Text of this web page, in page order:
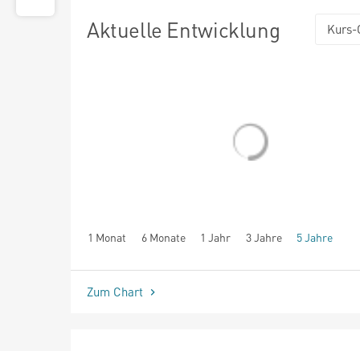
Aktuelle Entwicklung Kurs-
1 Monat 6 Monate 1 Jahr 3 Jahre 5 Jahre
seit Beginn
Zum Chart